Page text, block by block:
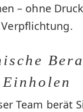
– ohne
Verpflichtung.
Einholen
Team berät